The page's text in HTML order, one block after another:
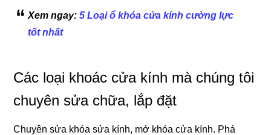
Xem ngay: 5 Loại ổ khóa cửa kính cường lực
tốt nhất
Các loại khoác cửa kính mà chúng tôi
chuyên sửa chữa, lắp đặt
Chuyên sửa khóa sửa kính, mở khóa cửa kính. Phá